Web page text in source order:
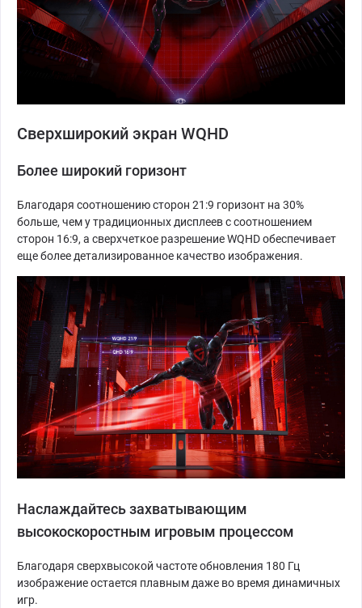
Сверхширокий экран WQHD
Более широкий горизонт
Благодаря соотношению сторон 21:9 горизонт на 30%
больше, чем у традиционных дисплеев с соотношением
сторон 16:9, а сверхчеткое разрешение WQHD обеспечивает
еще более детализированное качество изображения.
Наслаждайтесь захватывающим
высокоскоростным игровым процессом
Благодаря сверхвысокой частоте обновления 180 Гц
изображение остается плавным даже во время динамичных
игр.